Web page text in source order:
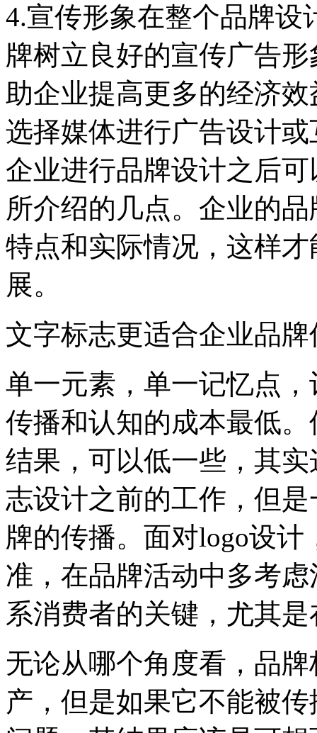
4.宣传形象在整个品牌设
牌树立良好的宣传广告
助企业提高更多的经济
选择媒体进行广告设计
企业进行品牌设计之后
所介绍的几点。企业的
特点和实际情况，这样
展。
文字标志更适合企业品牌
单一元素，单一记忆点
传播和认知的成本最低
结果，可以低一些，其
志设计之前的工作，但
牌的传播。面对logo设
准，在品牌活动中多考
系消费者的关键，尤其
无论从哪个角度看，品
产，但是如果它不能被